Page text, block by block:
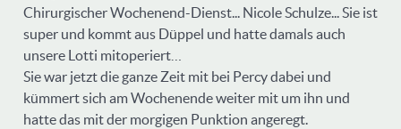
Chirurgischer Wochenend-Dienst... Nicole Schulze... Sie ist
super und kommt aus Düppel und hatte damals auch
unsere Lotti mitoperiert…
Sie war jetzt die ganze Zeit mit bei Percy dabei und
kümmert sich am Wochenende weiter mit um ihn und
hatte das mit der morgigen Punktion angeregt.